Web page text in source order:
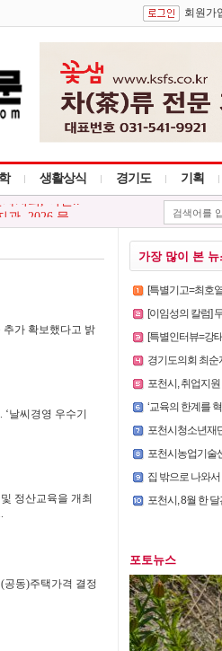
회원가
생활상식 경기도 기획
, 2026 뭉..
라인 마케팅..
기화 대응 ..
추가 확보했다고 밝
날씨경영 우수기
정산교육을 개최
공동)주택가격 결정
가장 많이 본 뉴
[특별기고=최호
[이임성의 칼럼]
[특별인터뷰=강태선] 포천시 재
경기도의회 최순
포천시, 취업지원
‘교육의 한계를 혁신으로
포천시청소년재단, 포천시·
포천시농업기술센터
집 밖으로 나와
포천시, 8월 한
포토뉴스